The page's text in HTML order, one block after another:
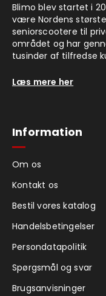
Blimo blev startet i
være Nordens
seniorscootere til
området og har
tusinder af tilfredse
Læs mere her
Information
Om os
Kontakt os
Bestil vores katalog
Handelsbetingelser
Persondatapolitik
Spørgsmål og svar
Brugsanvisninger